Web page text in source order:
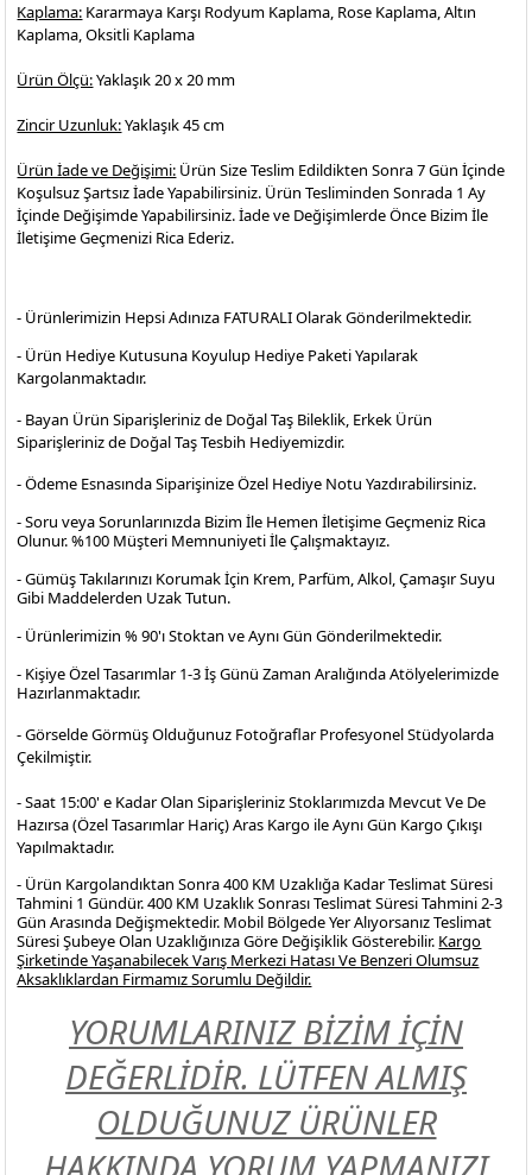
Kaplama: Kararmaya Karşı Rodyum Kaplama, Rose Kaplama, Altın
Kaplama, Oksitli Kaplama
Ürün Ölçü:Yaklaşık 20 x 20 mm
Zincir Uzunluk:Yaklaşık 45 cm
Ürün İade ve Değişimi: Ürün Size Teslim Edildikten Sonra 7 Gün İçinde
Koşulsuz Şartsız İade Yapabilirsiniz. Ürün Tesliminden Sonrada 1 Ay
İçinde Değişimde Yapabilirsiniz. İade ve Değişimlerde Önce Bizim İle
İletişime Geçmenizi Rica Ederiz.
- Ürünlerimizin Hepsi Adınıza FATURALI Olarak Gönderilmektedir.
- Ürün Hediye Kutusuna Koyulup Hediye Paketi Yapılarak
Kargolanmaktadır.
- Bayan Ürün Siparişleriniz de Doğal Taş Bileklik, Erkek Ürün
Siparişleriniz de Doğal Taş Tesbih Hediyemizdir.
- Ödeme Esnasında Siparişinize Özel Hediye Notu Yazdırabilirsiniz.
- Soru veya Sorunlarınızda Bizim İle Hemen İletişime Geçmeniz Rica
Olunur. %100 Müşteri Memnuniyeti İle Çalışmaktayız.
- Gümüş Takılarınızı Korumak İçin Krem, Parfüm, Alkol, Çamaşır Suyu
Gibi Maddelerden Uzak Tutun.
- Ürünlerimizin % 90'ı Stoktan ve Aynı Gün Gönderilmektedir.
- Kişiye Özel Tasarımlar 1-3 İş Günü Zaman Aralığında Atölyelerimizde
Hazırlanmaktadır.
- Görselde Görmüş Olduğunuz Fotoğraflar ProfesyonelStüdyolarda
Çekilmiştir.
- Saat 15:00' e Kadar Olan Siparişleriniz Stoklarımızda Mevcut Ve De
Hazırsa (Özel Tasarımlar Hariç) Aras Kargo ile Aynı Gün Kargo Çıkışı
Yapılmaktadır.
- Ürün Kargolandıktan Sonra 400 KM Uzaklığa Kadar Teslimat Süresi
Tahmini 1 Gündür. 400 KM Uzaklık Sonrası Teslimat Süresi Tahmini 2-3
Gün Arasında Değişmektedir. Mobil Bölgede Yer Alıyorsanız Teslimat
Süresi Şubeye Olan Uzaklığınıza Göre Değişiklik Gösterebilir. Kargo
Şirketinde Yaşanabilecek Varış Merkezi Hatası Ve Benzeri Olumsuz
Aksaklıklardan Firmamız Sorumlu Değildir.
YORUMLARINIZ BİZİM İÇİN
DEĞERLİDİR. LÜTFEN ALMIŞ
OLDUĞUNUZ ÜRÜNLER